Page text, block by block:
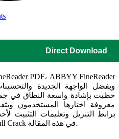
Direct Download
حظيت بإشادة واسعة النطاق في
معروفة اختارها المستخدمون
برابط التنزيل وتعليمات التثبيت
من ABBYY FineReader 16 Full Crack في هذه المقالة.